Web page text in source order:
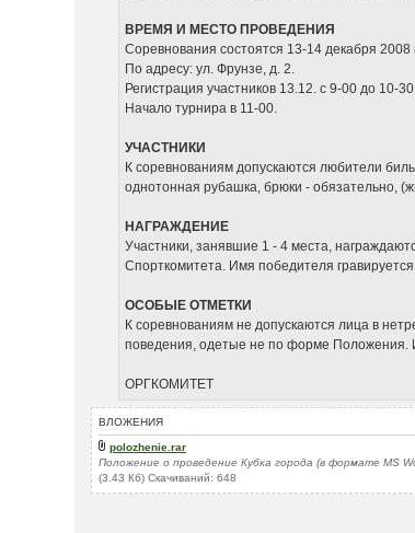
ВРЕМЯ И МЕСТО ПРОВЕДЕНИЯ
Соревнования состоятся 13-14 декабря
По адресу: ул. Фрунзе, д. 2.
Регистрация участников 13.12. с 9-00 до 10-
Начало турнира в 11-00.
УЧАСТНИКИ
К соревнованиям допускаются любители
однотонная рубашка, брюки - обязательно,
НАГРАЖДЕНИЕ
Участники, занявшие 1 - 4 места,
Спорткомитета. Имя победителя
ОСОБЫЕ ОТМЕТКИ
К соревнованиям не допускаются лица в
поведения, одетые не по форме Положения.
ОРГКОМИТЕТ
ВЛОЖЕНИЯ
polozhenie.rar
Положение о проведение Кубка города (в формате MS
(3.43 Кб) Скачиваний: 648